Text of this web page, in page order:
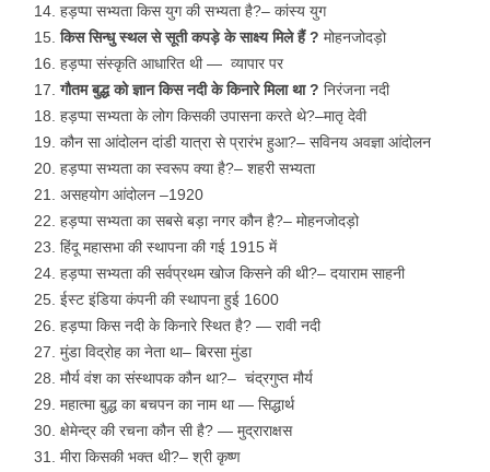
हड़प्पा सभ्यता किस युग की सभ्यता है?– कांस्य युग
किससिन्धुस्थलसेसूतीकपड़ेकेसाक्ष्यमिलेहैं? मोहनजोदड़ो
हड़प्पा संस्कृति आधारित थी — व्यापार पर
गौतमबुद्धकोज्ञानकिसनदीकेकिनारेमिलाथा? निरंजना नदी
हड़प्पा सभ्यता के लोग किसकी उपासना करते थे?–मातृ देवी
कौन सा आंदोलन दांडी यात्रा से प्रारंभ हुआ?– सविनय अवज्ञा आंदोलन
हड़प्पा सभ्यता का स्वरूप क्या है?– शहरी सभ्यता
असहयोग आंदोलन –1920
हड़प्पा सभ्यता का सबसे बड़ा नगर कौन है?– मोहनजोदड़ो
हिंदू महासभा की स्थापना की गई 1915 में
हड़प्पा सभ्यता की सर्वप्रथम खोज किसने की थी?– दयाराम साहनी
ईस्ट इंडिया कंपनी की स्थापना हुई 1600
हड़प्पा किस नदी के किनारे स्थित है? — रावी नदी
मुंडा विद्रोह का नेता था– बिरसा मुंडा
मौर्य वंश का संस्थापक कौन था?– चंद्रगुप्त मौर्य
महात्मा बुद्ध का बचपन का नाम था — सिद्धार्थ
क्षेमेन्द्र की रचना कौन सी है? — मुद्राराक्षस
मीरा किसकी भक्त थी?– श्री कृष्ण